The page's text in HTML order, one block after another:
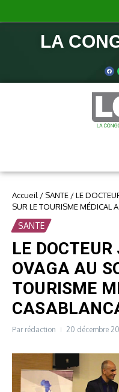
LA
Accueil / SANTE /LE
SUR LE TOURISME MÉDICAL
SANTE
LE
OVAGA AU
TOURISME
Par rédaction 20 décembre